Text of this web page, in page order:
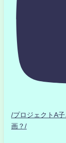
/プロジェクトA
画？/